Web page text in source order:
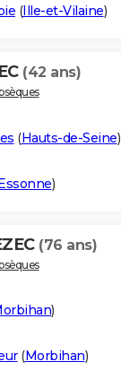
(Ille-et-Vilaine)
(42 ans)
(Hauts-de-Seine)
)
(76 ans)
)
(Morbihan)